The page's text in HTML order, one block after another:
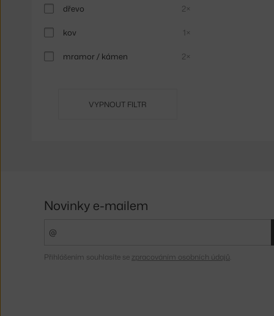
dřevo 2×
kov 1×
mramor / kámen 2×
VYPNOUT FILTR
Novinky e-mailem
Přihlášením souhlasíte se zpracováním osobních údajů